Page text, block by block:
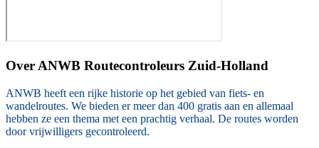
Over ANWB Routecontroleurs Zuid-Holland
ANWB heeft een rijke historie op het gebied van fiets- en
wandelroutes. We bieden er meer dan 400 gratis aan en allemaal
hebben ze een thema met een prachtig verhaal. De routes worden
door vrijwilligers gecontroleerd.